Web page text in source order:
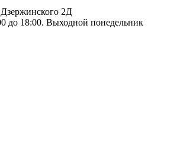
Дзержинского 2Д
до 18:00. Выходной понедельник